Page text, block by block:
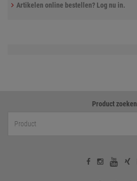
Artikelen online bestellen? Log nu in.
Product zoeken